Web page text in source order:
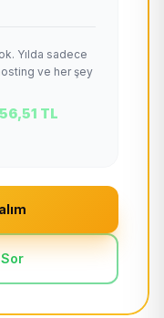
Yılda sadece
ve her şey
TL